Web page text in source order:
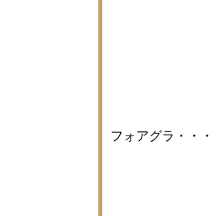
フォアグラ・・・